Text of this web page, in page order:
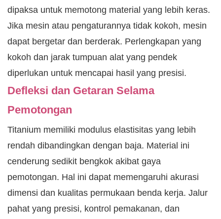
dipaksa untuk memotong material yang lebih keras.
Jika mesin atau pengaturannya tidak kokoh, mesin
dapat bergetar dan berderak. Perlengkapan yang
kokoh dan jarak tumpuan alat yang pendek
diperlukan untuk mencapai hasil yang presisi.
Defleksi dan Getaran Selama
Pemotongan
Titanium memiliki modulus elastisitas yang lebih
rendah dibandingkan dengan baja. Material ini
cenderung sedikit bengkok akibat gaya
pemotongan. Hal ini dapat memengaruhi akurasi
dimensi dan kualitas permukaan benda kerja. Jalur
pahat yang presisi, kontrol pemakanan, dan